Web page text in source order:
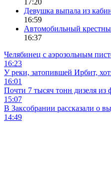
17:20
Девушка выпала из
16:59
Автомобильный
16:37
Челябинец с аэрозольным
16:23
У реки, затопившей Ирбит,
16:01
Почти 7 тысяч тонн дизеля из
15:07
В Заксобрании рассказали о
14:49